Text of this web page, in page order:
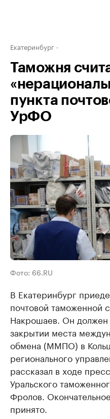
Екатеринбург
Таможня
пункта
УрФО
Фото: 66.RU
В Екатеринбург
почтовой таможенной
Накрошаев. Он должен
закрытии места
обмена (ММПО) в
регионального
рассказал в ходе
Уральского
Фролов.
принято.